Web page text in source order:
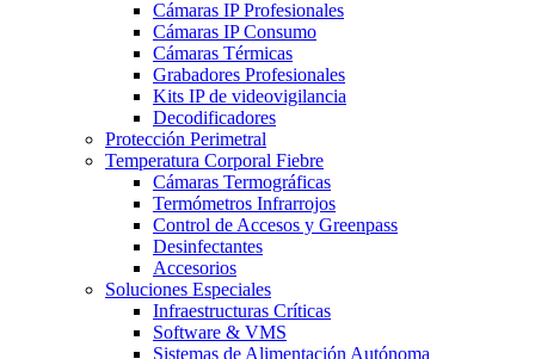
Cámaras IP Profesionales
Cámaras IP Consumo
Cámaras Térmicas
Grabadores Profesionales
Kits IP de videovigilancia
Decodificadores
Protección Perimetral
Temperatura Corporal Fiebre
Cámaras Termográficas
Termómetros Infrarrojos
Control de Accesos y Greenpass
Desinfectantes
Accesorios
Soluciones Especiales
Infraestructuras Críticas
Software & VMS
Sistemas de Alimentación Autónoma